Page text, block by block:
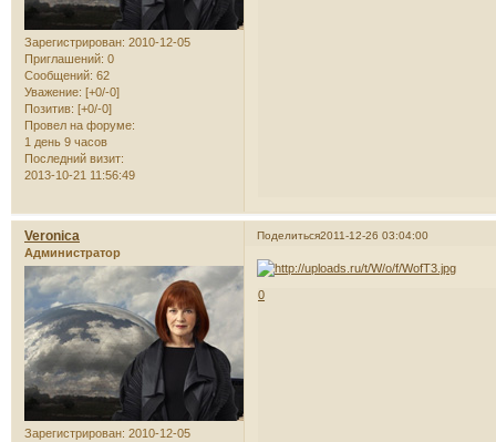
Зарегистрирован: 2010-12-05
Приглашений: 0
Сообщений: 62
Уважение: [+0/-0]
Позитив: [+0/-0]
Провел на форуме:
1 день 9 часов
Последний визит:
2013-10-21 11:56:49
Поделиться2011-12-26 03:04:00
Veronica
Администратор
Зарегистрирован: 2010-12-05
0